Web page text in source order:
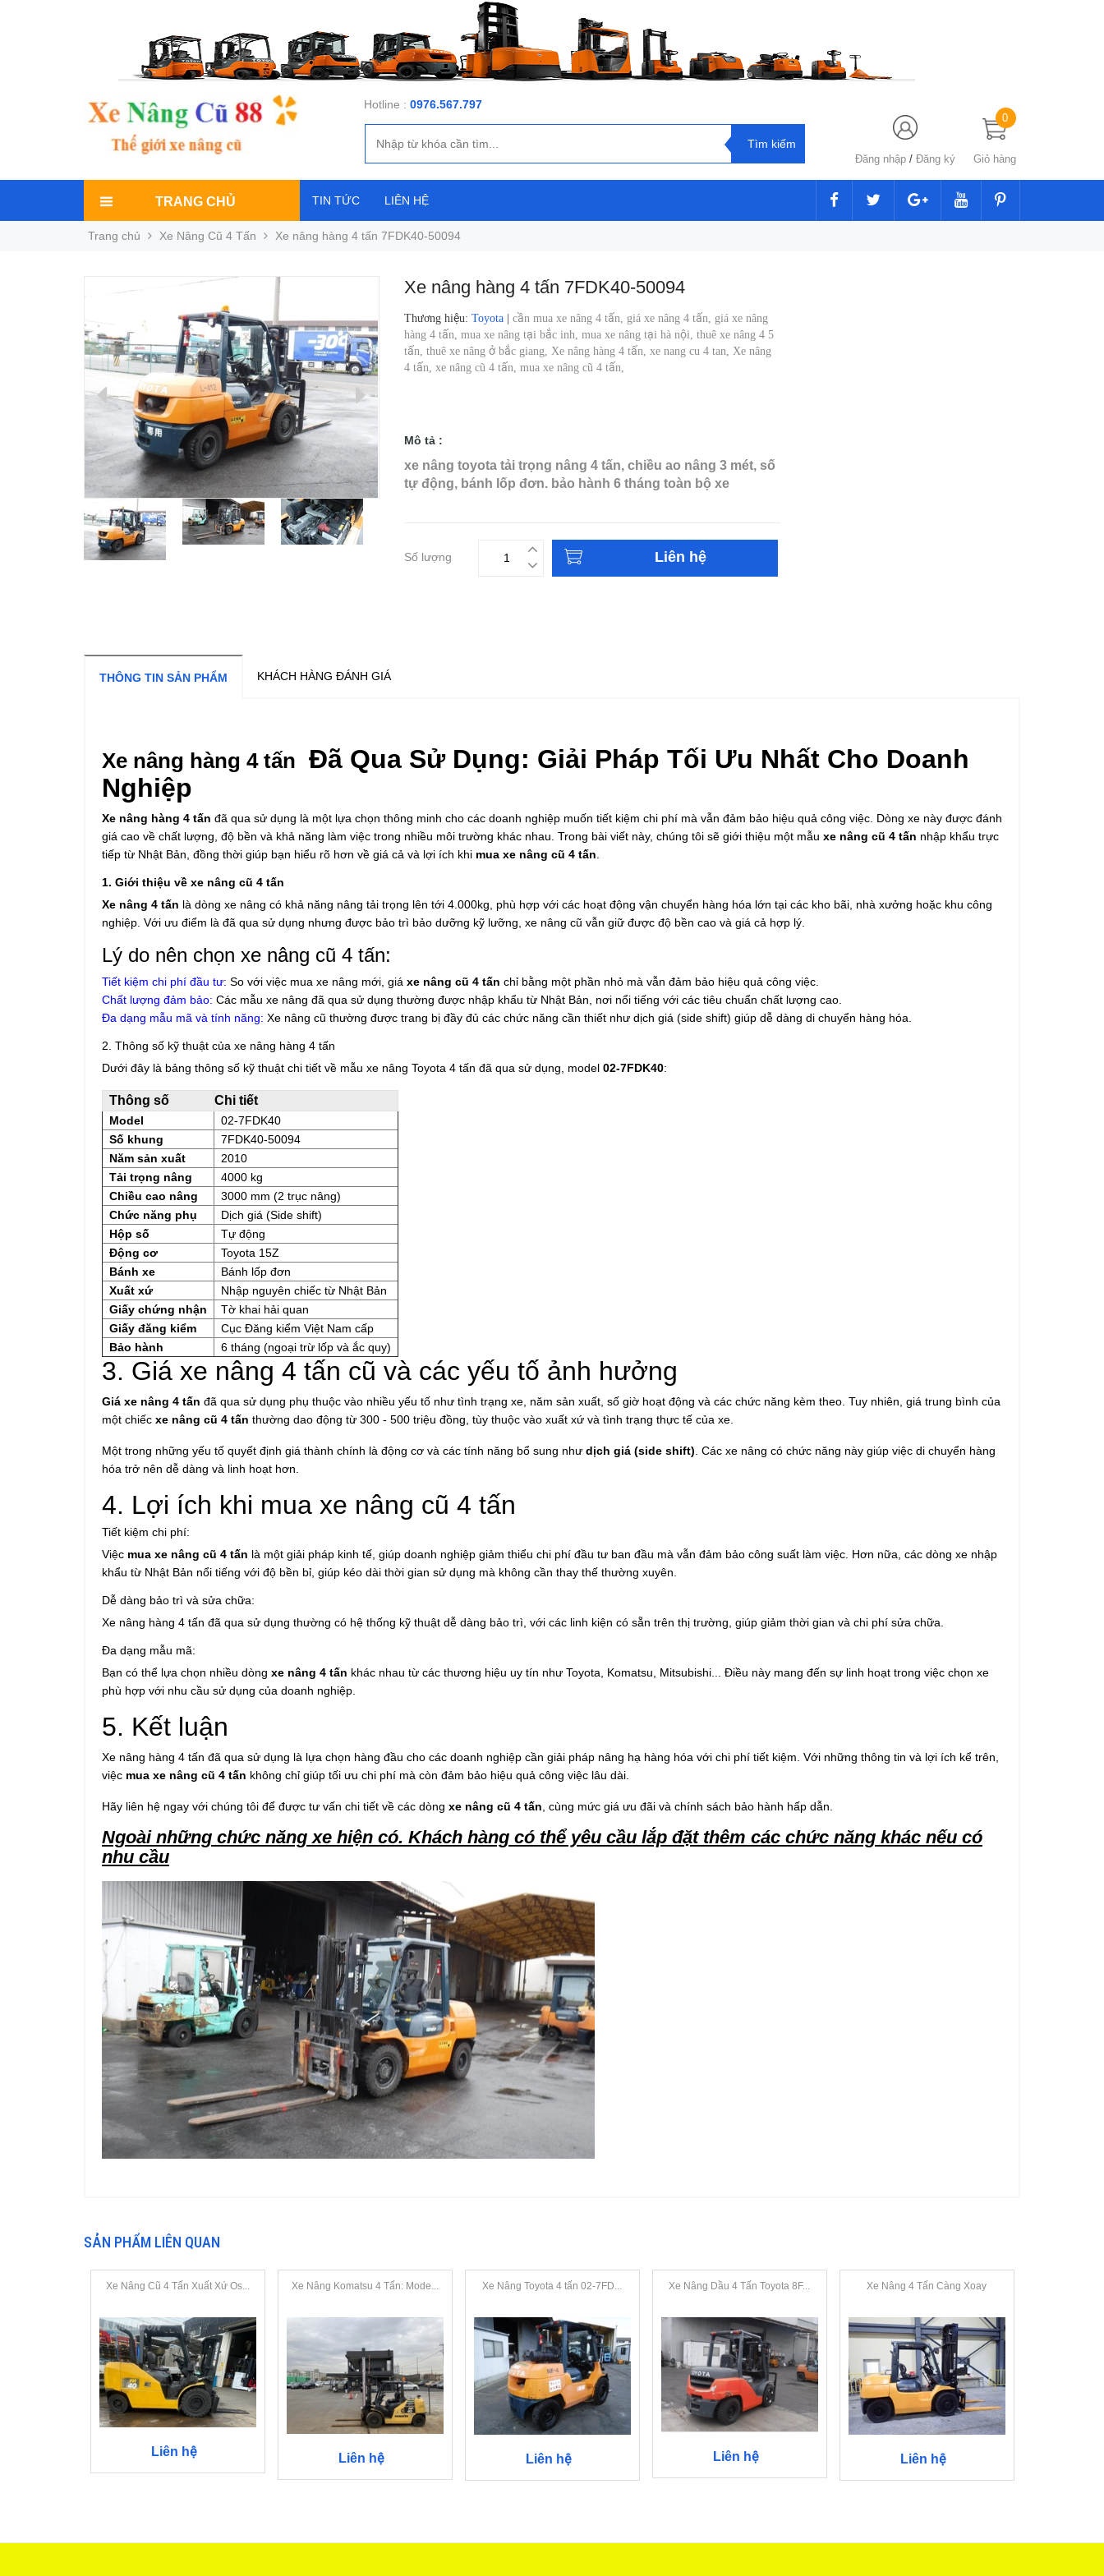
Hotline : 0976.567.797
Đăng nhập / Đăng ký Giỏ hàng
0
TRANG CHỦ TIN TỨC LIÊN HỆ
Trang chủ Xe Nâng Cũ 4 Tấn Xe nâng hàng 4 tấn 7FDK40-50094
Xe nâng hàng 4 tấn 7FDK40-50094
Thương hiệu: Toyota cần mua xe nâng 4 tấn, giá xe nâng 4 tấn, giá xe nâng
hàng 4 tấn, mua xe nâng tại bắc inh, mua xe nâng tại hà nội, thuê xe nâng 4 5
tấn, thuê xe nâng ở bắc giang, Xe nâng hàng 4 tấn, xe nang cu 4 tan, Xe nâng
4 tấn, xe nâng cũ 4 tấn, mua xe nâng cũ 4 tấn,
Mô tả :
xe nâng toyota tải trọng nâng 4 tấn, chiều ao nâng 3 mét, số
tự động, bánh lốp đơn. bảo hành 6 tháng toàn bộ xe
Số lượng Liên hệ
THÔNG TIN SẢN PHẨM KHÁCH HÀNG ĐÁNH GIÁ
Xe nâng hàng 4 tấn Đã Qua Sử Dụng: Giải Pháp Tối Ưu Nhất Cho Doanh
Nghiệp
Xe nâng hàng 4 tấn đã qua sử dụng là một lựa chọn thông minh cho các doanh nghiệp muốn tiết kiệm chi phí mà vẫn đảm bảo hiệu quả công việc. Dòng xe này được đánh
giá cao về chất lượng, độ bền và khả năng làm việc trong nhiều môi trường khác nhau. Trong bài viết này, chúng tôi sẽ giới thiệu một mẫu xe nâng cũ 4 tấn nhập khẩu trực
tiếp từ Nhật Bản, đồng thời giúp bạn hiểu rõ hơn về giá cả và lợi ích khi mua xe nâng cũ 4 tấn
1. Giới thiệu về xe nâng cũ 4 tấn
Xe nâng 4 tấn là dòng xe nâng có khả năng nâng tải trọng lên tới 4.000kg, phù hợp với các hoạt động vận chuyển hàng hóa lớn tại các kho bãi, nhà xưởng hoặc khu công
nghiệp. Với ưu điểm là đã qua sử dụng nhưng được bảo trì bảo dưỡng kỹ lưỡng, xe nâng cũ vẫn giữ được độ bền cao và giá cả hợp lý.
Lý do nên chọn xe nâng cũ 4 tấn:
Tiết kiệm chi phí đầu tư: So với việc mua xe nâng mới, giá xe nâng cũ 4 tấn chỉ bằng một phần nhỏ mà vẫn đảm bảo hiệu quả công việc.
Chất lượng đảm bảo: Các mẫu xe nâng đã qua sử dụng thường được nhập khẩu từ Nhật Bản, nơi nổi tiếng với các tiêu chuẩn chất lượng cao.
Đa dạng mẫu mã và tính năng: Xe nâng cũ thường được trang bị đầy đủ các chức năng cần thiết như dịch giá (side shift) giúp dễ dàng di chuyển hàng hóa.
2. Thông số kỹ thuật của xe nâng hàng 4 tấn
Dưới đây là bảng thông số kỹ thuật chi tiết về mẫu xe nâng Toyota 4 tấn đã qua sử dụng, model 02-7FDK40:
Thông số Chi tiết
Model
02-7FDK40
Số khung
7FDK40-50094
Năm sản xuất
2010
Tải trọng nâng
4000 kg
Chiều cao nâng
3000 mm (2 trục nâng)
Chức năng phụ
Dịch giá (Side shift)
Hộp số
Tự động
Động cơ
Toyota 15Z
Bánh xe
Bánh lốp đơn
Xuất xứ
Nhập nguyên chiếc từ Nhật Bản
Giấy chứng nhận
Tờ khai hải quan
Giấy đăng kiểm
Cục Đăng kiểm Việt Nam cấp
Bảo hành
6 tháng (ngoại trừ lốp và ắc quy)
3. Giá xe nâng 4 tấn cũ và các yếu tố ảnh hưởng
Giá xe nâng 4 tấn đã qua sử dụng phụ thuộc vào nhiều yếu tố như tình trạng xe, năm sản xuất, số giờ hoạt động và các chức năng kèm theo. Tuy nhiên, giá trung bình của
một chiếc xe nâng cũ 4 tấn thường dao động từ 300 - 500 triệu đồng, tùy thuộc vào xuất xứ và tình trạng thực tế của xe.
Một trong những yếu tố quyết định giá thành chính là động cơ và các tính năng bổ sung như dịch giá (side shift) . Các xe nâng có chức năng này giúp việc di chuyển hàng
hóa trở nên dễ dàng và linh hoạt hơn.
4. Lợi ích khi mua xe nâng cũ 4 tấn
Tiết kiệm chi phí:
Việc mua xe nâng cũ 4 tấn là một giải pháp kinh tế, giúp doanh nghiệp giảm thiểu chi phí đầu tư ban đầu mà vẫn đảm bảo công suất làm việc. Hơn nữa, các dòng xe nhập
khẩu từ Nhật Bản nổi tiếng với độ bền bỉ, giúp kéo dài thời gian sử dụng mà không cần thay thế thường xuyên.
Dễ dàng bảo trì và sửa chữa:
Xe nâng hàng 4 tấn đã qua sử dụng thường có hệ thống kỹ thuật dễ dàng bảo trì, với các linh kiện có sẵn trên thị trường, giúp giảm thời gian và chi phí sửa chữa.
Đa dạng mẫu mã:
Bạn có thể lựa chọn nhiều dòng xe nâng 4 tấn khác nhau từ các thương hiệu uy tín như Toyota, Komatsu, Mitsubishi... Điều này mang đến sự linh hoạt trong việc chọn xe
phù hợp với nhu cầu sử dụng của doanh nghiệp.
5. Kết luận
Xe nâng hàng 4 tấn đã qua sử dụng là lựa chọn hàng đầu cho các doanh nghiệp cần giải pháp nâng hạ hàng hóa với chi phí tiết kiệm. Với những thông tin và lợi ích kể trên,
việc mua xe nâng cũ 4 tấn không chỉ giúp tối ưu chi phí mà còn đảm bảo hiệu quả công việc lâu dài.
Hãy liên hệ ngay với chúng tôi để được tư vấn chi tiết về các dòng xe nâng cũ 4 tấn , cùng mức giá ưu đãi và chính sách bảo hành hấp dẫn.
Ngoài những chức năng xe hiện có. Khách hàng có thể yêu cầu lắp đặt thêm các chức năng khác nếu có
nhu cầu
SẢN PHẨM LIÊN QUAN
Xe Nâng Cũ 4 Tấn Xuất Xứ Os...
Liên hệ
Xe Nâng Komatsu 4 Tấn: Mode...
Liên hệ
Xe Nâng Toyota 4 tấn 02-7FD...
Liên hệ
Xe Nâng Dầu 4 Tấn Toyota 8F...
Liên hệ
Xe Nâng 4 Tấn Càng Xoay
Liên hệ